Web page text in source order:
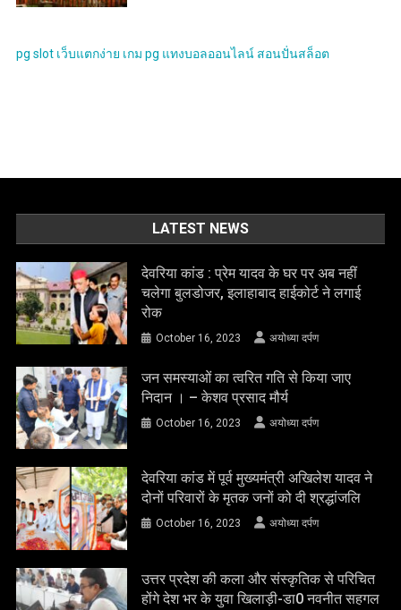
pg slot เว็บแตกง่าย เกม pg แทงบอลออนไลน์ สอนปั่นสล็อต
LATEST NEWS
देवरिया कांड : प्रेम यादव के घर पर अब नहीं
चलेगा बुलडोजर, इलाहाबाद हाईकोर्ट ने लगाई
रोक
October 16, 2023 अयोध्या दर्पण
जन समस्याओं का त्वरित गति से किया जाए
निदान । – केशव प्रसाद मौर्य
October 16, 2023 अयोध्या दर्पण
देवरिया कांड में पूर्व मुख्यमंत्री अखिलेश यादव ने
दोनों परिवारों के मृतक जनों को दी श्रद्धांजलि
October 16, 2023 अयोध्या दर्पण
उत्तर प्रदेश की कला और संस्कृतिक से परिचित
होंगे देश भर के युवा खिलाड़ी-डा0 नवनीत सहगल